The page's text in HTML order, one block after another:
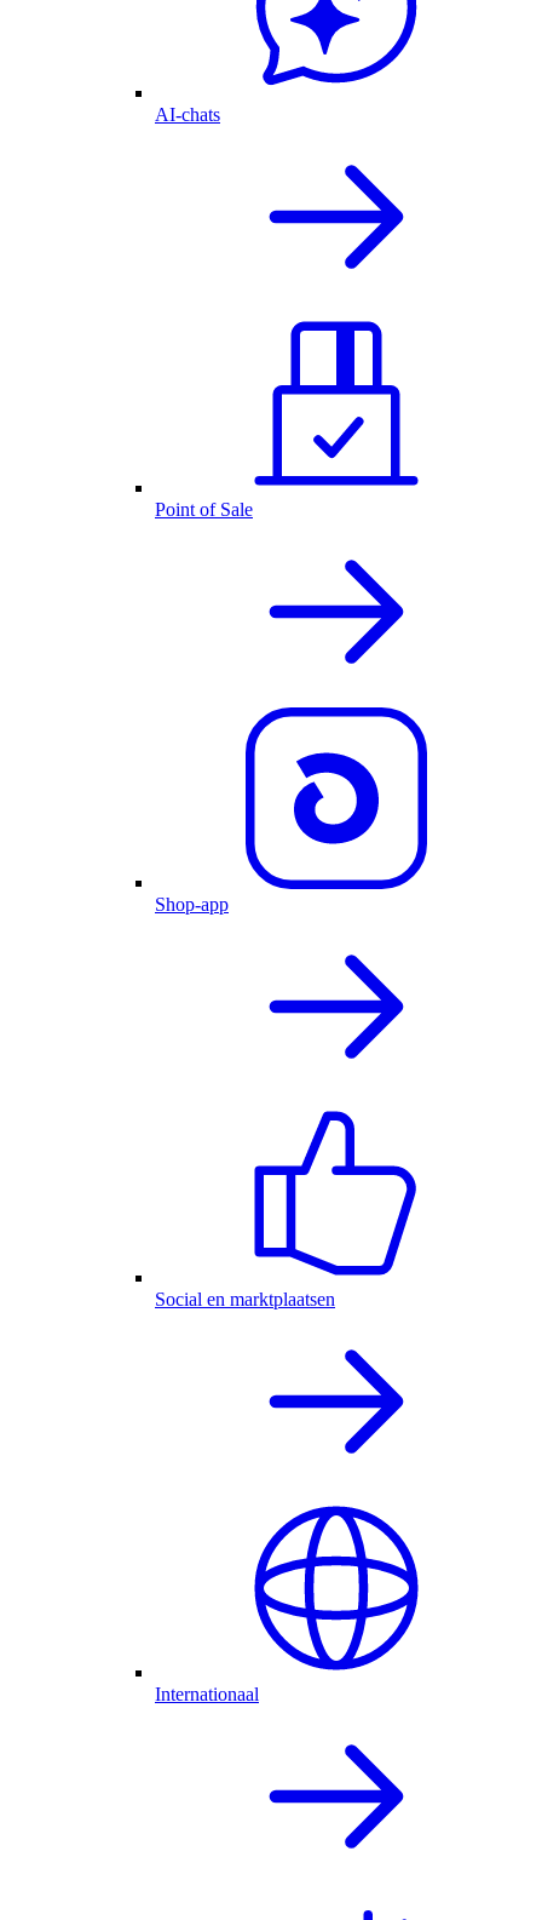
AI-chats
Point of Sale
Shop-app
Social en marktplaatsen
Internationaal